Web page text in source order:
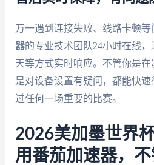
万一遇到连接失败、线路卡顿等
器的专业技术团队24小时在线
天等方式实时响应。不管你是
是对设备设置有疑问，都能快
过任何一场重要的比赛。
2026美加墨世界
用番茄加速器，